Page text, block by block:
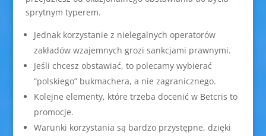
sprytnym typerem.
Jednak korzystanie z nielegalnych operatorów
zakładów wzajemnych grozi sankcjami prawnymi.
Jeśli chcesz obstawiać, to polecamy wybierać
“polskiego” bukmachera, a nie zagranicznego.
Kolejne elementy, które trzeba docenić w Betcris to
promocje.
Warunki korzystania są bardzo przystępne, dzięki